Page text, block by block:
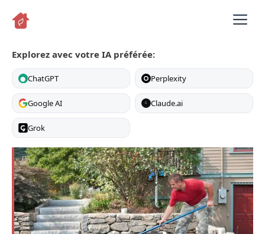
Explorez avec votre IA préférée:
ChatGPT Perplexity
Google AI C Claude.ai
Grok